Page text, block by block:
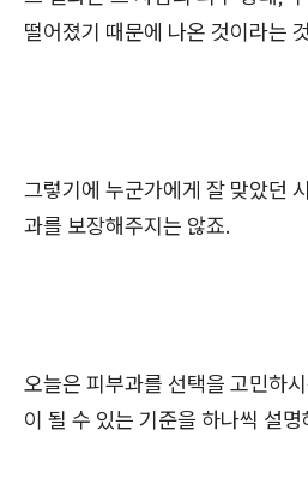
떨어졌기 때문에 나온 것이라는
그렇기에 누군가에게 잘 맞았던
과를 보장해주지는 않죠.
오늘은 피부과를 선택을 고민하
이 될 수 있는 기준을 하나씩 설